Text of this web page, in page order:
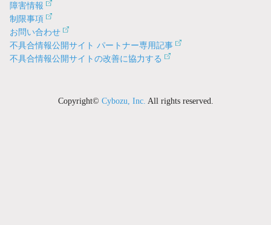
障害情報
制限事項
お問い合わせ
不具合情報公開サイト パートナー専用記事
不具合情報公開サイトの改善に協力する
Copyright© Cybozu, Inc. All rights reserved.